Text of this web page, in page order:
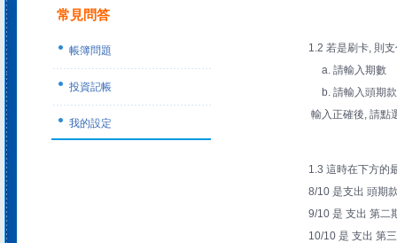
常見問答
帳簿問題
投資記帳
我的設定
1.2 若是刷卡, 則
a. 請輸入期數
b. 請輸入頭期
輸入正確後, 請點
1.3 這時在下方的
8/10 是支出 頭期
9/10 是 支出 第二
10/10 是 支出 第